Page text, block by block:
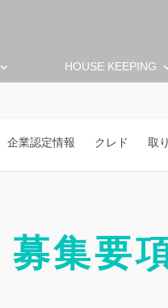
keyboard_arrow_down HOUSE KEEPING
企業認定情報 クレド 取
募集要